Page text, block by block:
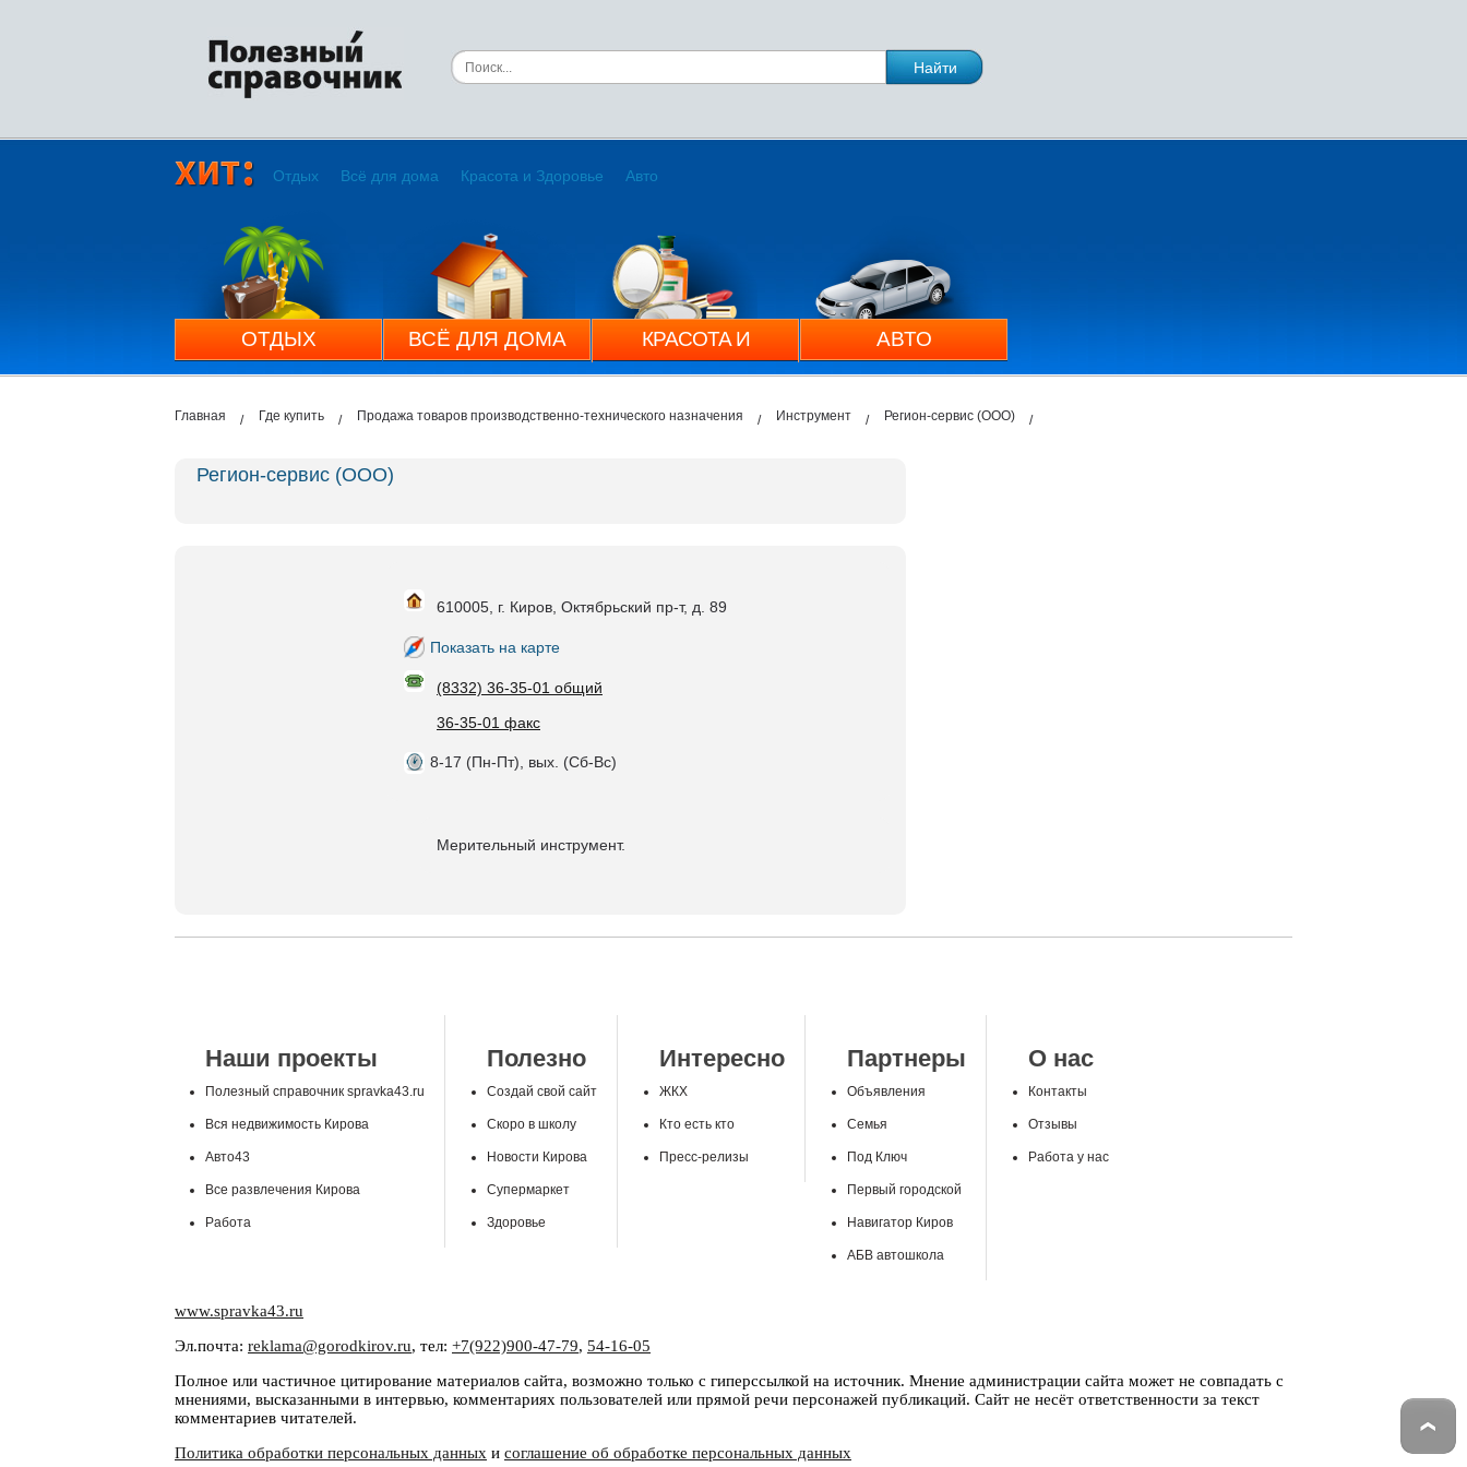
Отдых Всё для дома Красота и Здоровье Авто
ОТДЫХ ВСЁ ДЛЯ ДОМА
КРАСОТА И
ЗДОРОВЬЕ
АВТО
Главная Где купить Продажа товаров производственно-технического назначения Инструмент Регион-сервис (ООО)
Регион-сервис (ООО)
610005, г. Киров, Октябрьский пр-т, д. 89
Показать на карте
(8332) 36-35-01 общий
36-35-01 факс
8-17 (Пн-Пт), вых. (Сб-Вс)
Мерительный инструмент.
Наши проекты
Полезный справочник spravka43.ru
Вся недвижимость Кирова
Авто43
Все развлечения Кирова
Работа
Полезно
Создай свой сайт
Скоро в школу
Новости Кирова
Супермаркет
Здоровье
Интересно
ЖКХ
Кто есть кто
Пресс-релизы
Партнеры
Объявления
Семья
Под Ключ
Первый городской
Навигатор Киров
АБВ автошкола
О нас
Контакты
Отзывы
Работа у нас
www.spravka43.ru
Эл.почта: reklama@gorodkirov.ru, тел: +7(922)900-47-79, 54-16-05
Полное или частичное цитирование материалов сайта, возможно только с гиперссылкой на источник. Мнение администрации сайта может не совпадать с
мнениями, высказанными в интервью, комментариях пользователей или прямой речи персонажей публикаций. Сайт не несёт ответственности за текст
комментариев читателей.
Политика обработки персональных данных и соглашение об обработке персональных данных